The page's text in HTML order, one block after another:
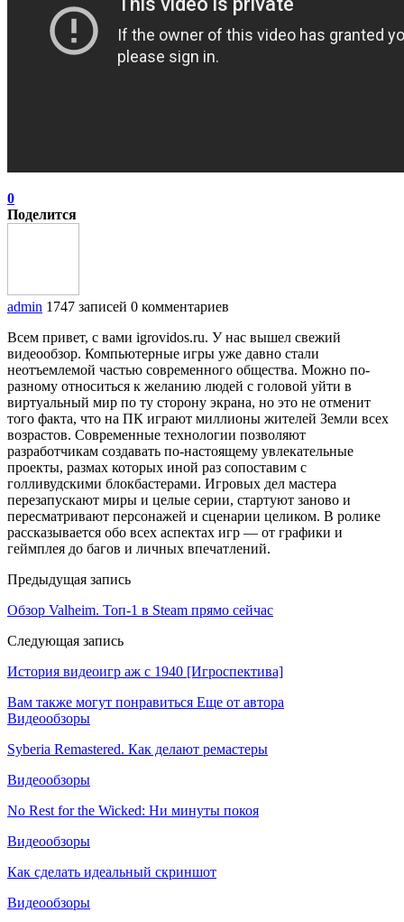
0
Поделится
admin 1747 записей 0 комментариев
Всем привет, с вами igrovidos.ru. У нас вышел свежий
видеообзор. Компьютерные игры уже давно стали
неотъемлемой частью современного общества. Можно по-
разному относиться к желанию людей с головой уйти в
виртуальный мир по ту сторону экрана, но это не отменит
того факта, что на ПК играют миллионы жителей Земли всех
возрастов. Современные технологии позволяют
разработчикам создавать по-настоящему увлекательные
проекты, размах которых иной раз сопоставим с
голливудскими блокбастерами. Игровых дел мастера
перезапускают миры и целые серии, стартуют заново и
пересматривают персонажей и сценарии целиком. В ролике
рассказывается обо всех аспектах игр — от графики и
геймплея до багов и личных впечатлений.
Предыдущая запись
Обзор Valheim. Топ-1 в Steam прямо сейчас
Следующая запись
История видеоигр аж с 1940 [Игроспектива]
Вам также могут понравиться Еще от автора
Видеообзоры
Syberia Remastered. Как делают ремастеры
Видеообзоры
No Rest for the Wicked: Ни минуты покоя
Видеообзоры
Как сделать идеальный скриншот
Видеообзоры